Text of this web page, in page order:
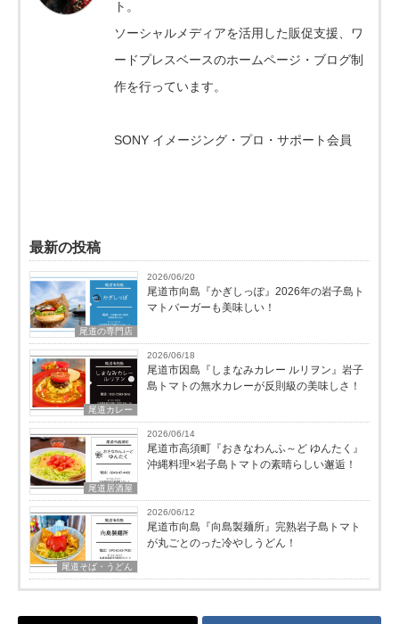
ト。
ソーシャルメディアを活用した販促支援、ワ
ードプレスベースのホームページ・ブログ制
作を行っています。
SONY イメージング・プロ・サポート会員
最新の投稿
尾道の専門店
2026/06/20
尾道市向島『かぎしっぽ』2026年の岩子島ト
マトバーガーも美味しい！
尾道カレー
2026/06/18
尾道市因島『しまなみカレー ルリヲン』岩子
島トマトの無水カレーが反則級の美味しさ！
尾道居酒屋
2026/06/14
尾道市高須町『おきなわんふ～ど ゆんたく』
沖縄料理×岩子島トマトの素晴らしい邂逅！
尾道そば・うどん
2026/06/12
尾道市向島『向島製麺所』完熟岩子島トマト
が丸ごとのった冷やしうどん！